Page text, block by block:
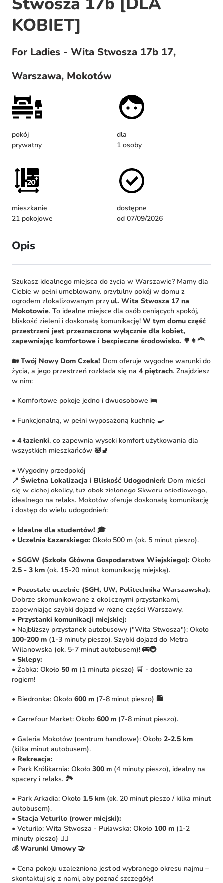
KOBIET]
For Ladies - Wita Stwosza 17b 17,
Warszawa, Mokotów
pokój
prywatny
dla
1 osoby
mieszkanie
21 pokojowe
dostępne
od 07/09/2026
Opis
Szukasz idealnego miejsca do życia w Warszawie? Mamy dla
Ciebie w pełni umeblowany, przytulny pokój w domu z
ogrodem zlokalizowanym przy ul. Wita Stwosza 17 na
Mokotowie. To idealne miejsce dla osób ceniących spokój,
bliskość zieleni i doskonałą komunikację! W tym domu część
przestrzeni jest przeznaczona wyłącznie dla kobiet,
zapewniając komfortowe i bezpieczne środowisko. 🌳👩‍🦰
🏡 Twój Nowy Dom Czeka! Dom oferuje wygodne warunki do
życia, a jego przestrzeń rozkłada się na 4 piętrach. Znajdziesz
w nim:
• Komfortowe pokoje jedno i dwuosobowe 🛌
• Funkcjonalną, w pełni wyposażoną kuchnię 🍳
• 4 łazienki, co zapewnia wysoki komfort użytkowania dla
wszystkich mieszkańców 🛀🚽
• Wygodny przedpokój
📍 Świetna Lokalizacja i Bliskość Udogodnień: Dom mieści
się w cichej okolicy, tuż obok zielonego Skweru osiedlowego,
idealnego na relaks. Mokotów oferuje doskonałą komunikację
i dostęp do wielu udogodnień:
• Idealne dla studentów! 🎓
• Uczelnia Łazarskiego: Około 500 m (ok. 5 minut pieszo).
• SGGW (Szkoła Główna Gospodarstwa Wiejskiego): Około
2.5 - 3 km (ok. 15-20 minut komunikacją miejską).
• Pozostałe uczelnie (SGH, UW, Politechnika Warszawska):
Dobrze skomunikowane z okolicznymi przystankami,
zapewniając szybki dojazd w różne części Warszawy.
• Przystanki komunikacji miejskiej:
• Najbliższy przystanek autobusowy ("Wita Stwosza"): Około
100-200 m (1-3 minuty pieszo). Szybki dojazd do Metra
Wilanowska (ok. 5-7 minut autobusem)! 🚌🚇
• Sklepy:
• Żabka: Około 50 m (1 minuta pieszo) 🛒 - dosłownie za
rogiem!
• Biedronka: Około 600 m (7-8 minut pieszo) 🛍️
• Carrefour Market: Około 600 m (7-8 minut pieszo).
• Galeria Mokotów (centrum handlowe): Około 2-2.5 km
(kilka minut autobusem).
• Rekreacja:
• Park Królikarnia: Około 300 m (4 minuty pieszo), idealny na
spacery i relaks. 🏞️
• Park Arkadia: Około 1.5 km (ok. 20 minut pieszo / kilka minut
autobusem).
• Stacja Veturilo (rower miejski):
• Veturilo: Wita Stwosza - Puławska: Około 100 m (1-2
minuty pieszo) 🚴‍♀️
💰 Warunki Umowy 🤝
• Cena pokoju uzależniona jest od wybranego okresu najmu –
skontaktuj się z nami, aby poznać szczegóły!